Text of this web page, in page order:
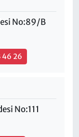
No:89/B
46 26
No:111